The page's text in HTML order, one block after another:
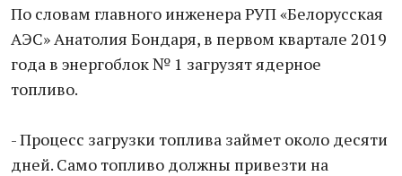
По словам главного инженера РУП «Белорусская
АЭС» Анатолия Бондаря, в первом квартале 2019
года в энергоблок № 1 загрузят ядерное
топливо.
- Процесс загрузки топлива займет около десяти
дней. Само топливо должны привезти на